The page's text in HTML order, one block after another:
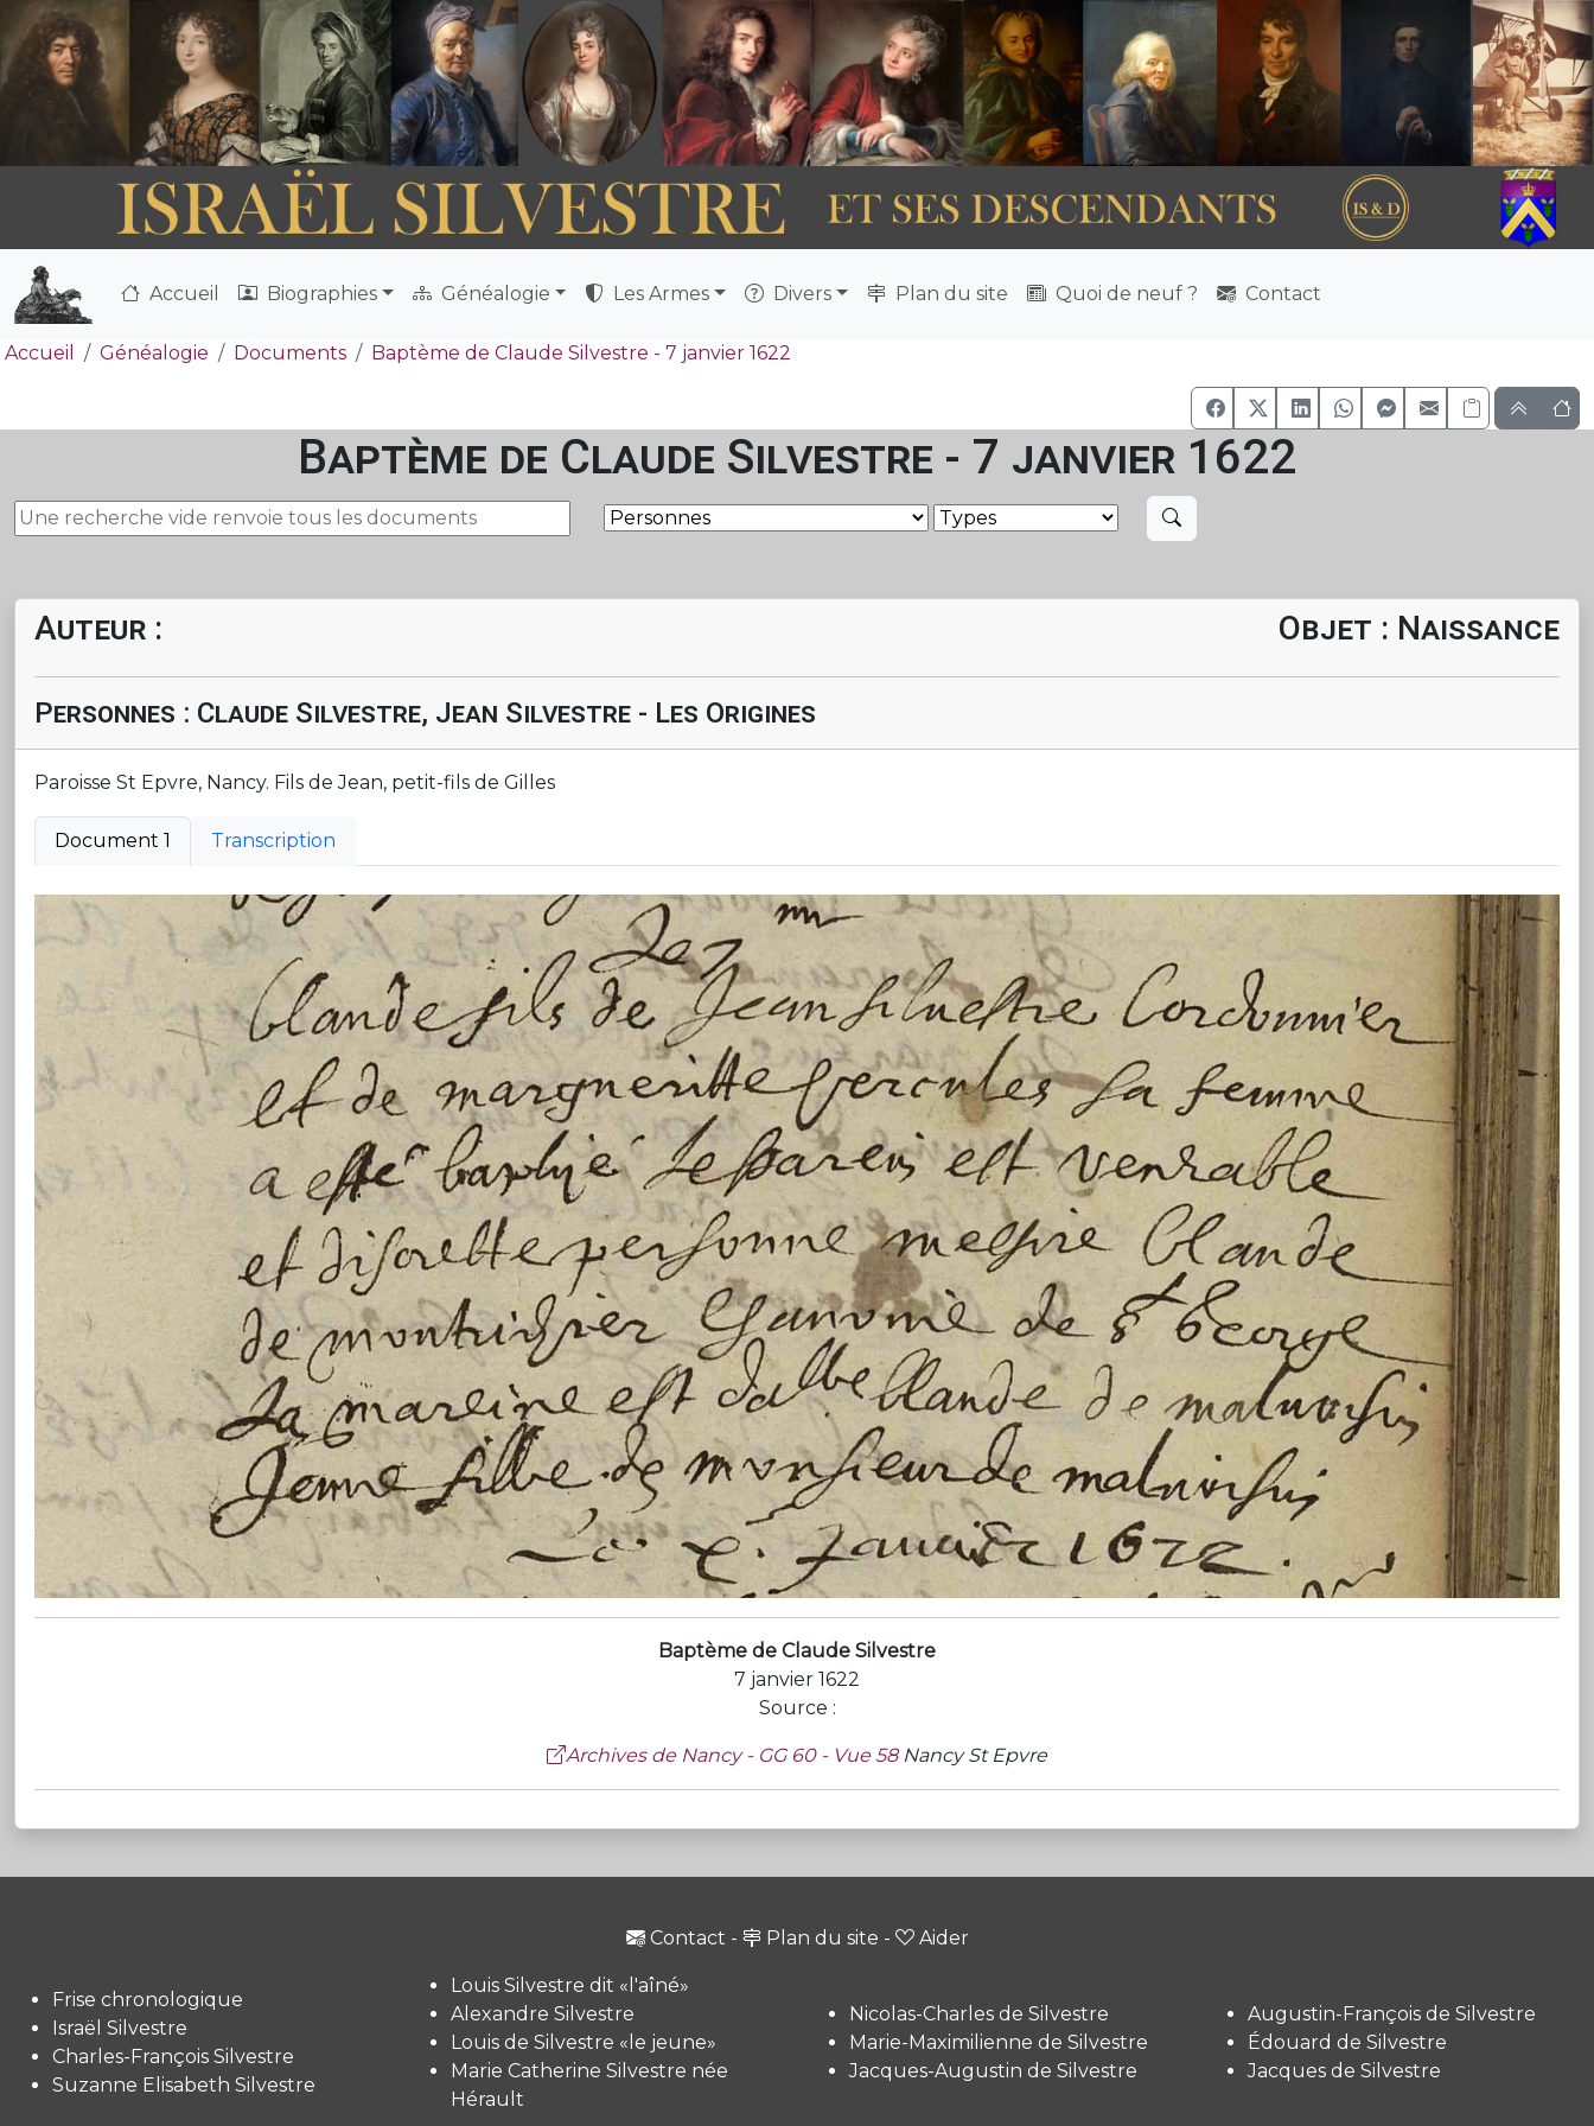
Accueil Biographies Généalogie Les Armes Divers Plan du site Quoi de neuf ? Contact
Accueil Généalogie Documents Baptème de Claude Silvestre - 7 janvier 1622
Baptème de Claude Silvestre - 7 janvier 1622
Auteur : Objet : Naissance
Personnes : Claude Silvestre, Jean Silvestre - Les Origines
Paroisse St Epvre, Nancy. Fils de Jean, petit-fils de Gilles
Document 1 Transcription
Baptème de Claude Silvestre
7 janvier 1622
Source :
Archives de Nancy - GG 60 - Vue 58Nancy St Epvre
Contact - Plan du site - Aider
Frise chronologique
Israël Silvestre
Charles-François Silvestre
Suzanne Elisabeth Silvestre
Louis Silvestre dit «l'aîné»
Alexandre Silvestre
Louis de Silvestre «le jeune»
Marie Catherine Silvestre née
Hérault
Nicolas-Charles de Silvestre
Marie-Maximilienne de Silvestre
Jacques-Augustin de Silvestre
Augustin-François de Silvestre
Édouard de Silvestre
Jacques de Silvestre